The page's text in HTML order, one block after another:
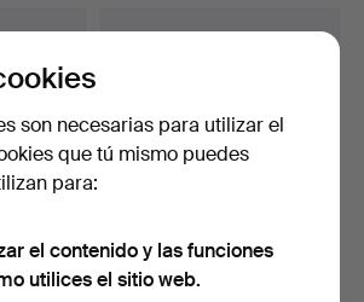
Fusil de percusión, sueco,
son necesarias para utilizar el
que tú mismo puedes
para:
el contenido y las funciones
utilices el sitio web.